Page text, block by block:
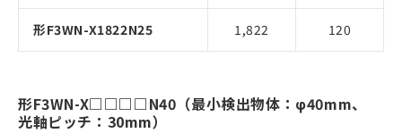
形F3WN-X1822N25 1,822 120
形F3WN-X□□□□N40（最小検出物体：φ40mm、
光軸ピッチ：30mm）